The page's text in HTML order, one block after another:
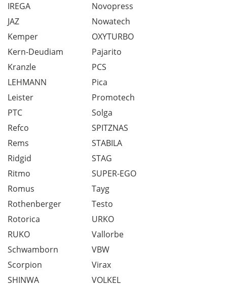
IREGA
JAZ
Kemper
Kern-Deudiam
Kranzle
LEHMANN
Leister
Novopress
Nowatech
OXYTURBO
Pajarito
PCS
Pica
Promotech
PTC
Refco
Rems
Ridgid
Ritmo
Romus
Rothenberger
Rotorica
RUKO
Schwamborn
Scorpion
SHINWA
Solga
SPITZNAS
STABILA
STAG
SUPER-EGO
Tayg
Testo
URKO
Vallorbe
VBW
Virax
VOLKEL